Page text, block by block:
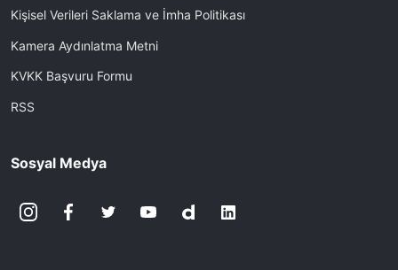
Kişisel Verileri Saklama ve İmha Politikası
Kamera Aydınlatma Metni
KVKK Başvuru Formu
RSS
Sosyal Medya